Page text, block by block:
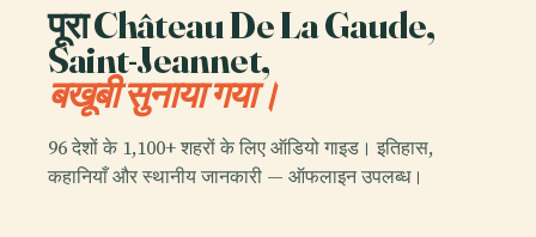
पूरा Château De La Gaude,
Saint-Jeannet,
बखूबी सुनाया गया।
96 देशों के 1,100+ शहरों के लिए ऑडियो गाइड। इतिहास,
कहानियाँ और स्थानीय जानकारी — ऑफलाइन उपलब्ध।